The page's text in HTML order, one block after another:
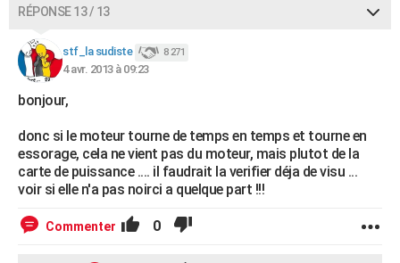
RÉPONSE 13 / 13
stf_la sudiste 8 271
4 avr. 2013 à 09:23
bonjour,
donc si le moteur tourne de temps en temps et tourne en
essorage, cela ne vient pas du moteur, mais plutot de la
carte de puissance .... il faudrait la verifier déja de visu ...
voir si elle n'a pas noirci a quelque part !!!
Commenter 0